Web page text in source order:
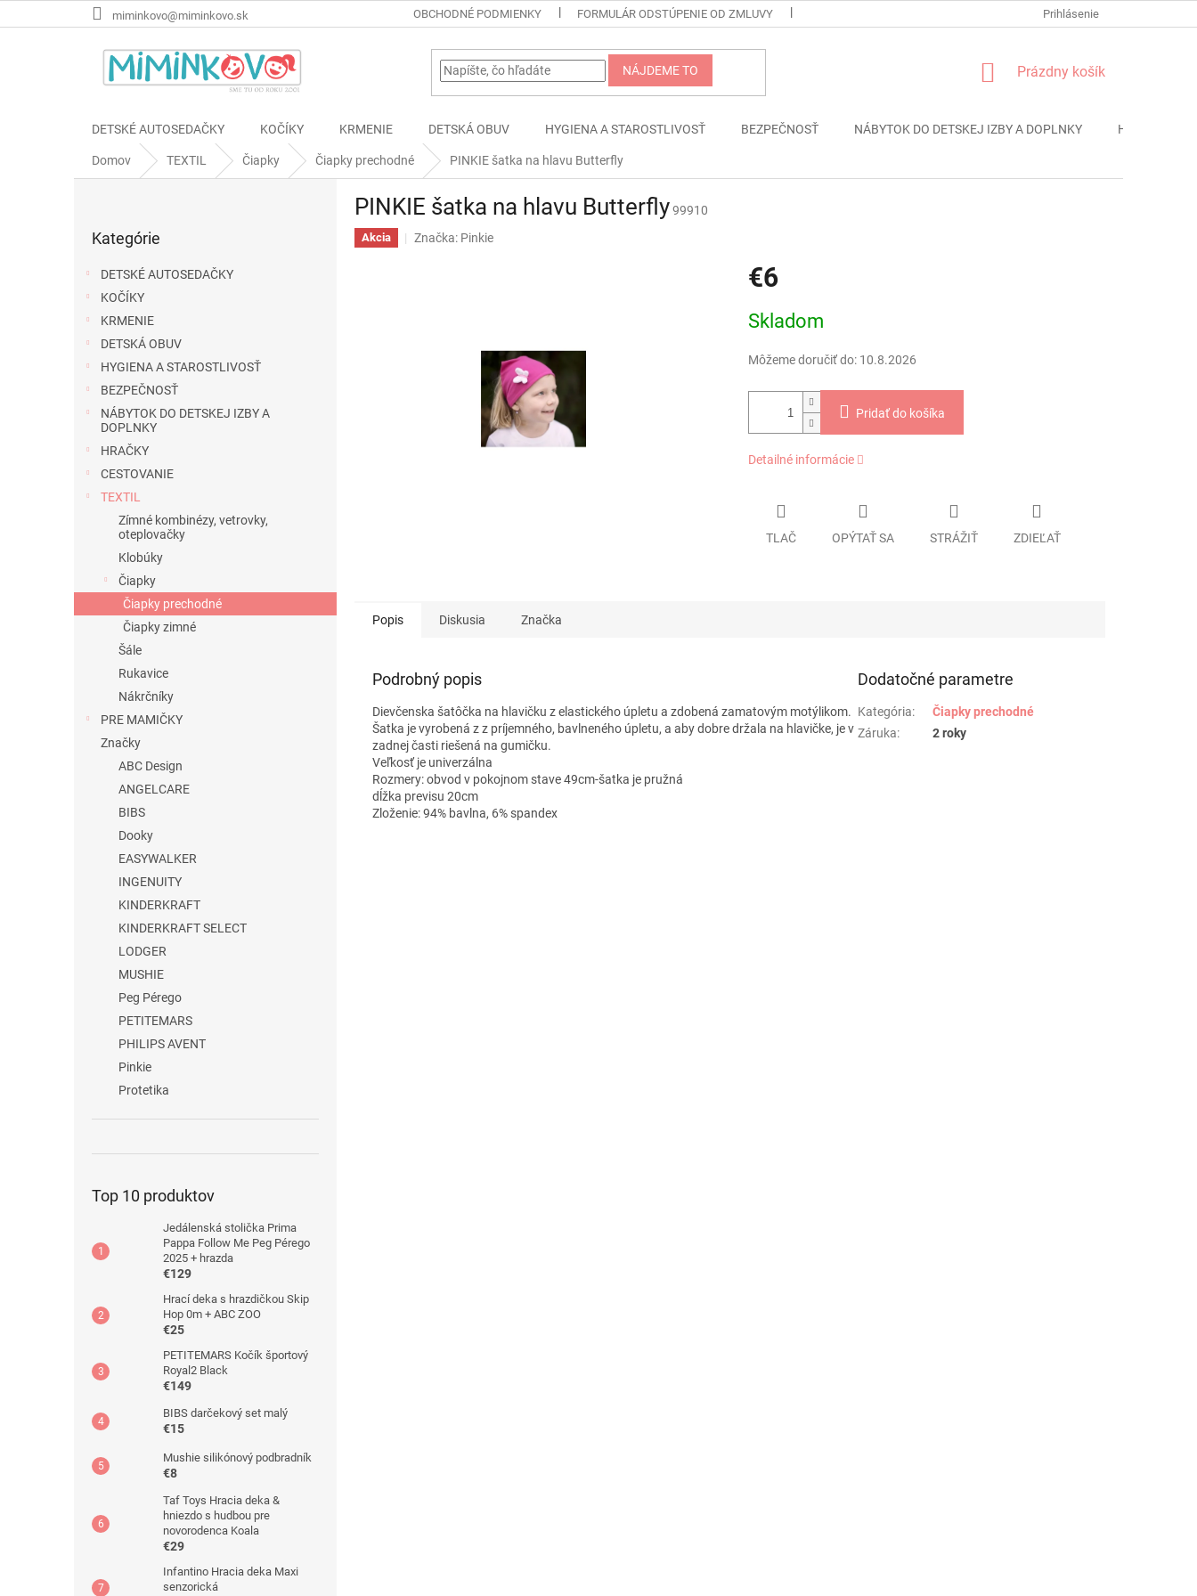
na
miminkovo@miminkovo.sk OBCHODNÉ PODMIENKY FORMULÁR ODSTÚPENIE OD ZMLUVY PODMIENKY OCHRANY OSOBNÝCH
Prihlásenie
NÁJDEME TO
NÁKUPNÝ
Prázdny košík
DETSKÉ AUTOSEDAČKY KOČÍKY KRMENIE DETSKÁ OBUV HYGIENA A STAROSTLIVOSŤ BEZPEČNOSŤ NÁBYTOK DO DETSKEJ IZBY A DOPLNKY HRAČKY
Domov TEXTIL Čiapky Čiapky prechodné PINKIE šatka na hlavu Butterfly
kategórie
Kategórie
DETSKÉ AUTOSEDAČKY
KOČÍKY
KRMENIE
DETSKÁ OBUV
HYGIENA A STAROSTLIVOSŤ
BEZPEČNOSŤ
NÁBYTOK DO DETSKEJ IZBY A
DOPLNKY
HRAČKY
CESTOVANIE
TEXTIL
Zímné kombinézy, vetrovky,
oteplovačky
Klobúky
Čiapky
Čiapky prechodné
Čiapky zimné
Šále
Rukavice
Nákrčníky
PRE MAMIČKY
Značky
ABC Design
ANGELCARE
BIBS
Dooky
EASYWALKER
INGENUITY
KINDERKRAFT
KINDERKRAFT SELECT
LODGER
MUSHIE
Peg Pérego
PETITEMARS
PHILIPS AVENT
Pinkie
Protetika
Top 10 produktov
Jedálenská stolička Prima
Pappa Follow Me Peg Pérego
2025 + hrazda
€129
Hrací deka s hrazdičkou Skip
Hop 0m + ABC ZOO
€25
PETITEMARS Kočík športový
Royal2 Black
€149
BIBS darčekový set malý
€15
Mushie silikónový podbradník
€8
Taf Toys Hracia deka &
hniezdo s hudbou pre
novorodenca Koala
€29
Infantino Hracia deka Maxi
senzorická
PINKIE šatka na hlavu Butterfly99910
Akcia Značka: Pinkie
€6
cena:
Skladom
Môžeme doručiť do: 10.8.2026
Pridať do košíka
Detailné informácie
TLAČ OPÝTAŤ SA STRÁŽIŤ ZDIEĽAŤ
Popis Diskusia Značka
Podrobný popis
Dievčenska šatôčka na hlavičku z elastického úpletu a zdobená zamatovým motýlikom.
Šatka je vyrobená z z príjemného, bavlneného úpletu, a aby dobre držala na hlavičke, je v
zadnej časti riešená na gumičku.
Veľkosť je univerzálna
Rozmery: obvod v pokojnom stave 49cm-šatka je pružná
dĺžka previsu 20cm
Zloženie: 94% bavlna, 6% spandex
Dodatočné parametre
Kategória:
Čiapky prechodné
Záruka: 2 roky